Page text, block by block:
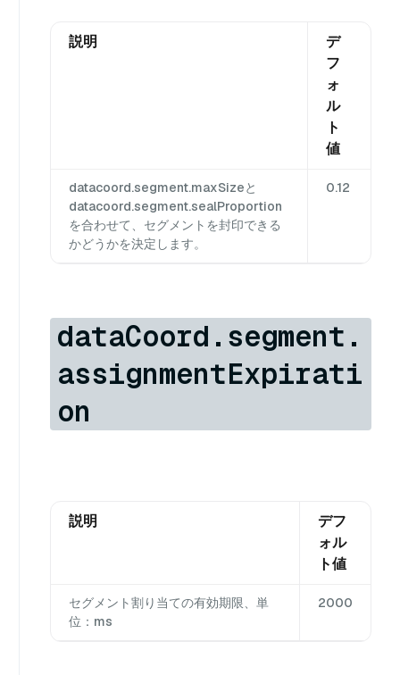
説明
デ
フ
ォ
ル
ト
値
datacoord.segment.maxSizeと
datacoord.segment.sealProportion
を合わせて、セグメントを封印できる
かどうかを決定します。
0.12
dataCoord.segment.
assignmentExpirati
on
説明
デフ
ォル
ト値
セグメント割り当ての有効期限、単
位：ms
2000